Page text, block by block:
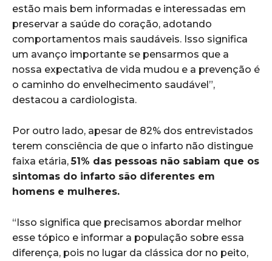
estão mais bem informadas e interessadas em
preservar a saúde do coração, adotando
comportamentos mais saudáveis. Isso significa
um avanço importante se pensarmos que a
nossa expectativa de vida mudou e a prevenção é
o caminho do envelhecimento saudável”,
destacou a cardiologista.
Por outro lado, apesar de 82% dos entrevistados
terem consciência de que o infarto não distingue
faixa etária,51% das pessoas não sabiam que os
sintomas do infarto são diferentes em
homens e mulheres.
“Isso significa que precisamos abordar melhor
esse tópico e informar a população sobre essa
diferença, pois no lugar da clássica dor no peito,